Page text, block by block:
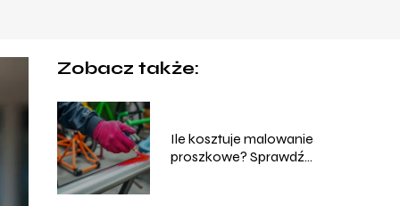
Zobacz także:
Ile kosztuje malowanie
proszkowe? Sprawdź